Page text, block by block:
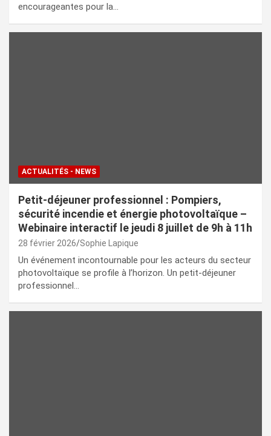
encourageantes pour la…
ACTUALITÉS - NEWS
Petit-déjeuner professionnel : Pompiers,
sécurité incendie et énergie photovoltaïque –
Webinaire interactif le jeudi 8 juillet de 9h à 11h
28 février 2026 Sophie Lapique
Un événement incontournable pour les acteurs du secteur
photovoltaïque se profile à l’horizon. Un petit-déjeuner
professionnel…